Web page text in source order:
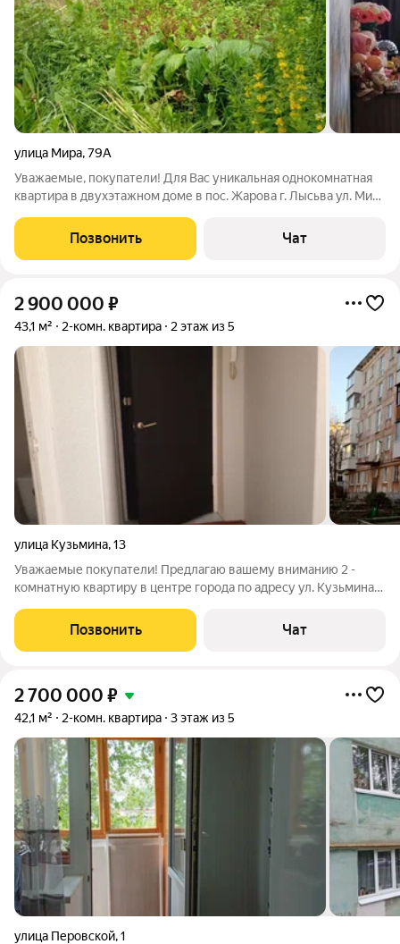
улица Мира,79А
Уважаемые, покупатели! Для Вас уникальная однокомнатная
квартира в двухэтажном доме в пос. Жарова г. Лысьва ул. Мира
квартире газовая колонка, окна высоко. Рядом с домом
расположен земельный
Позвонить Чат
2 900 000 ₽
43,1 м² 2-комн. квартира 2 этаж из 5
улица Кузьмина,13
Уважаемые покупатели! Предлагаю вашему вниманию 2 -
комнатную квартиру в центре города по адресу ул. Кузьмина
сан узел раздельный. Ценность 2 900 000 рублей.
Документы готовы к
Позвонить Чат
2 700 000 ₽
42,1 м² 2-комн. квартира 3 этаж из 5
улица Перовской,1